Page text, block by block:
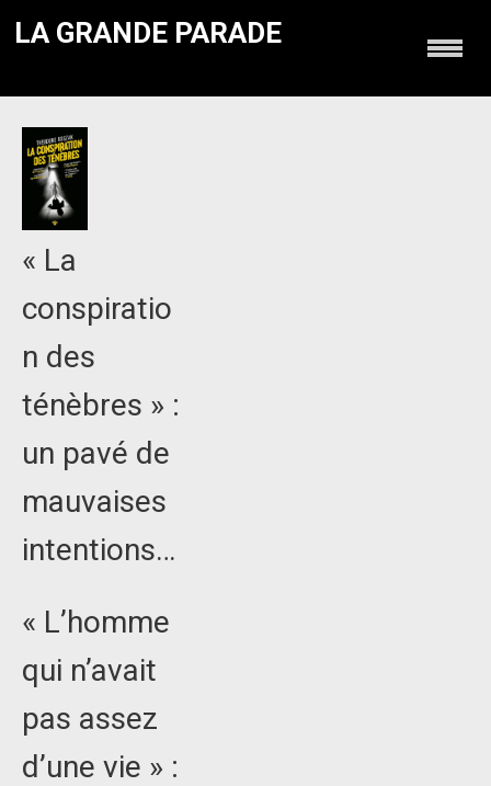
LA GRANDE PARADE
« La
conspiratio
n des
ténèbres » :
un pavé de
mauvaises
intentions…
« L’homme
qui n’avait
pas assez
d’une vie » :